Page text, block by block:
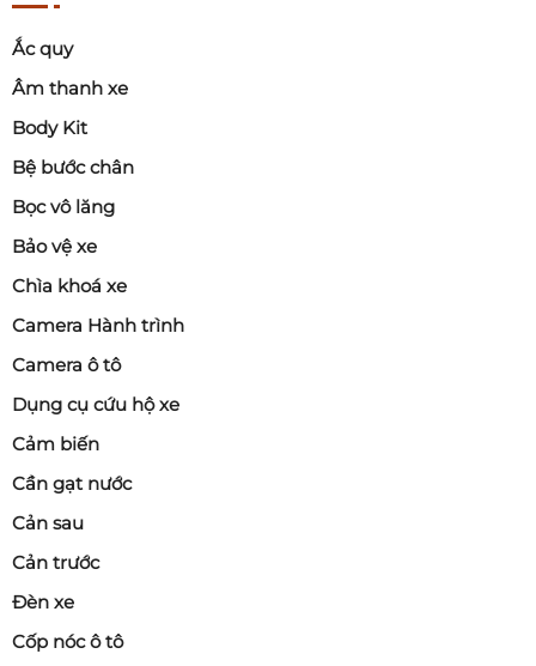
Ắc quy
Âm thanh xe
Body Kit
Bệ bước chân
Bọc vô lăng
Bảo vệ xe
Chìa khoá xe
Camera Hành trình
Camera ô tô
Dụng cụ cứu hộ xe
Cảm biến
Cần gạt nước
Cản sau
Cản trước
Đèn xe
Cốp nóc ô tô